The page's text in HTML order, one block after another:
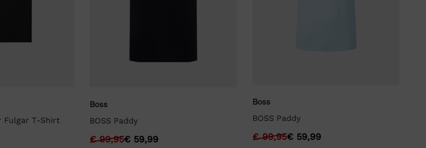
Fulgar T-Shirt
Boss
BOSS Paddy
€99,95€ 59,99
Boss
BOSS Paddy
€99,95€59,99